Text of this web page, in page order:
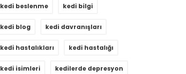
kedi beslenme kedi bilgi
kedi blog kedi davranışları
kedi hastalıkları kedi hastalığı
kedi isimleri kedilerde depresyon